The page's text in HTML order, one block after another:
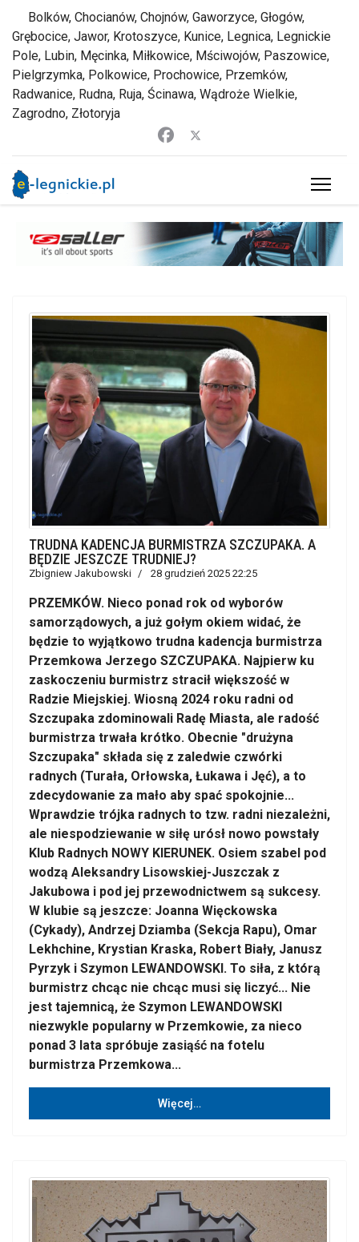
Bolków, Chocianów, Chojnów, Gaworzyce, Głogów,
Grębocice, Jawor, Krotoszyce, Kunice, Legnica, Legnickie
Pole, Lubin, Męcinka, Miłkowice, Mściwojów, Paszowice,
Pielgrzymka, Polkowice, Prochowice, Przemków,
Radwanice, Rudna, Ruja, Ścinawa, Wądroże Wielkie,
Zagrodno, Złotoryja
TRUDNA KADENCJA BURMISTRZA SZCZUPAKA. A
BĘDZIE JESZCZE TRUDNIEJ?
Zbigniew Jakubowski 28 grudzień 2025 22:25
PRZEMKÓW. Nieco ponad rok od wyborów
samorządowych, a już gołym okiem widać, że
będzie to wyjątkowo trudna kadencja burmistrza
Przemkowa Jerzego SZCZUPAKA. Najpierw ku
zaskoczeniu burmistrz stracił większość w
Radzie Miejskiej. Wiosną 2024 roku radni od
Szczupaka zdominowali Radę Miasta, ale radość
burmistrza trwała krótko. Obecnie "drużyna
Szczupaka" składa się z zaledwie czwórki
radnych (Turała, Orłowska, Łukawa i Jęć), a to
zdecydowanie za mało aby spać spokojnie...
Wprawdzie trójka radnych to tzw. radni niezależni,
ale niespodziewanie w siłę urósł nowo powstały
Klub Radnych NOWY KIERUNEK. Osiem szabel pod
wodzą Aleksandry Lisowskiej-Juszczak z
Jakubowa i pod jej przewodnictwem są sukcesy.
W klubie są jeszcze: Joanna Więckowska
(Cykady), Andrzej Dziamba (Sekcja Rapu), Omar
Lekhchine, Krystian Kraska, Robert Biały, Janusz
Pyrzyk i Szymon LEWANDOWSKI. To siła, z którą
burmistrz chcąc nie chcąc musi się liczyć... Nie
jest tajemnicą, że Szymon LEWANDOWSKI
niezwykle popularny w Przemkowie, za nieco
ponad 3 lata spróbuje zasiąść na fotelu
burmistrza Przemkowa...
Więcej…